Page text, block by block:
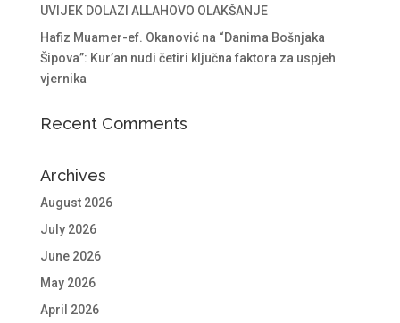
UVIJEK DOLAZI ALLAHOVO OLAKŠANJE
Hafiz Muamer-ef. Okanović na “Danima Bošnjaka
Šipova”: Kur’an nudi četiri ključna faktora za uspjeh
vjernika
Recent Comments
Archives
August 2026
July 2026
June 2026
May 2026
April 2026